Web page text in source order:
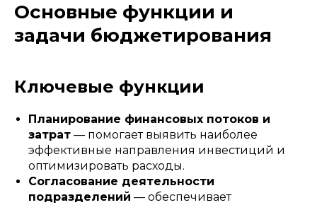
Основные функции и
задачи бюджетирования
Ключевые функции
Планирование финансовых потоков и
затрат — помогает выявить наиболее
эффективные направления инвестиций и
оптимизировать расходы.
Согласование деятельности
подразделений — обеспечивает